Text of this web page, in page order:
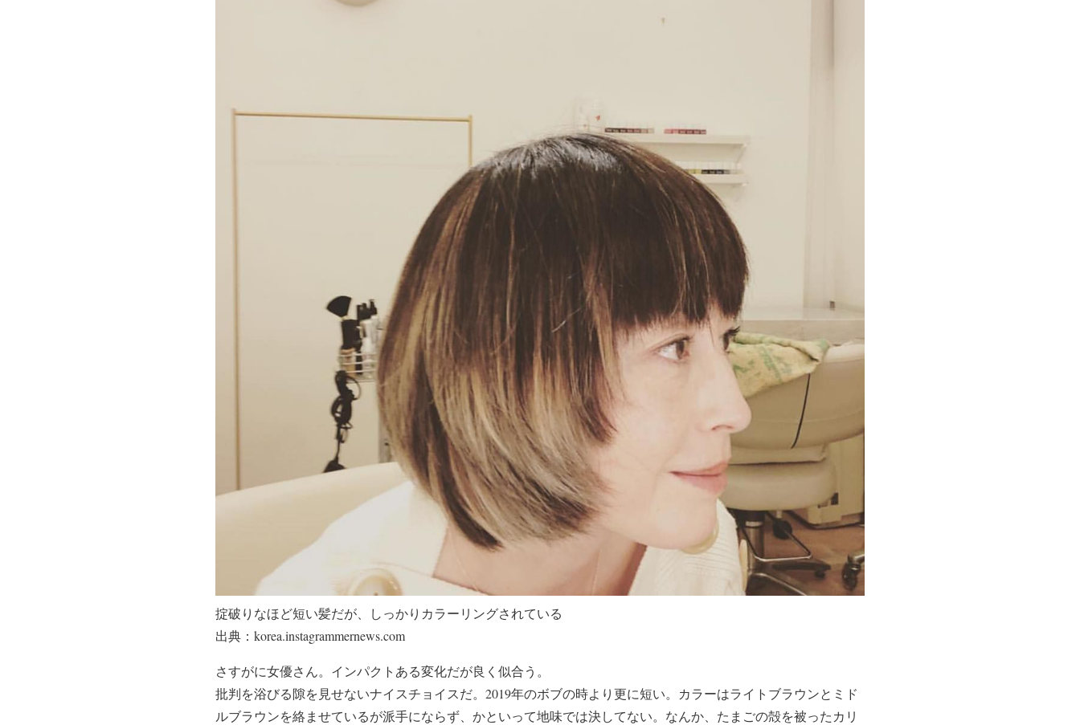
掟破りなほど短い髪だが、しっかりカラーリングされている
出典：korea.instagrammernews.com
さすがに女優さん。インパクトある変化だが良く似合う。
批判を浴びる隙を見せないナイスチョイスだ。2019年のボブの時より更に短い。カラーはライトブラウンとミド
ルブラウンを絡ませているが派手にならず、かといって地味では決してない。なんか、たまごの殻を被ったカリ